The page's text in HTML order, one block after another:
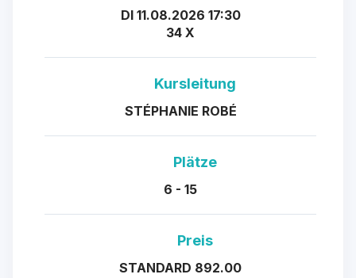
DI 11.08.2026 17:30
34 X
Kursleitung
STÉPHANIE ROBÉ
Plätze
6 - 15
Preis
STANDARD 892.00